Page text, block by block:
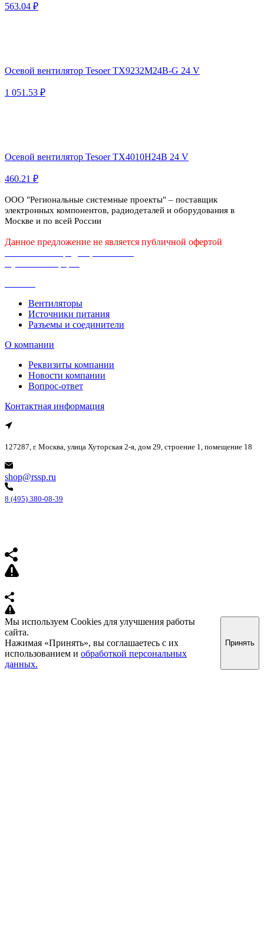
563.04 ₽
Осевой вентилятор Tesoer TX9232M24B-G 24 V
1 051.53 ₽
Осевой вентилятор Tesoer TX4010H24B 24 V
460.21 ₽
ООО "Региональные системные проекты" – поставщик
электронных компонентов, радиодеталей и оборудования в
Москве и по всей России
Данное предложение не является публичной офертой
Вентиляторы
Источники питания
Разъемы и соединители
О компании
Реквизиты компании
Новости компании
Вопрос-ответ
Контактная информация
127287, г. Москва, улица Хуторская 2-я, дом 29, строение 1, помещение 18
shop@rssp.ru
8 (495) 380-08-39
Мы используем Cookies для улучшения работы
сайта.
Нажимая «Принять», вы соглашаетесь с их
использованием и обработкой персональных
данных.
Принять